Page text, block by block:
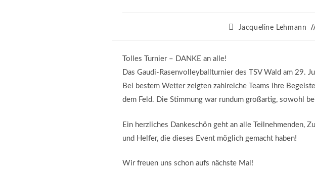
Beitrags-
Jacqueline Lehmann
Tolles Turnier – DANKE an alle!
Das Gaudi-Rasenvolleyballturnier des TSV Wald am 29.
Bei bestem Wetter zeigten zahlreiche Teams ihre
dem Feld. Die Stimmung war rundum großartig, sowohl
Ein herzliches Dankeschön geht an alle Teilnehmenden,
und Helfer, die dieses Event möglich gemacht haben!
Wir freuen uns schon aufs nächste Mal!